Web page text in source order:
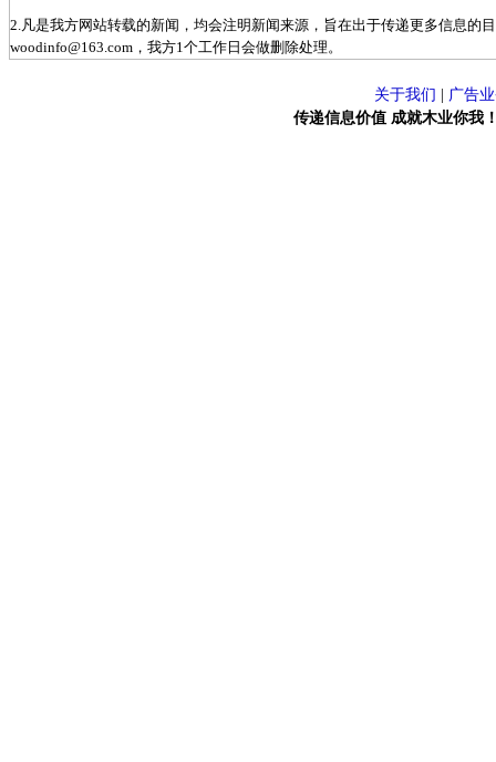
2.凡是我方网站转载的新闻，均会注明新闻来源，旨在出于传递更多信息的
woodinfo@163.com，我方1个工作日会做删除处理。
关于我们
广告
传递信息价值 成就木业你我